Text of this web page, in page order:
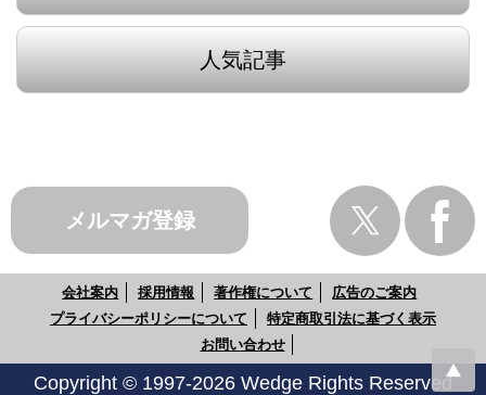
人気記事
メルマガ登録
会社案内 採用情報 著作権について
広告のご案内
プライバシーポリシーについて
特定商取引法に基づく表示
お問い合わせ
Copyright © 1997-2026 Wedge Rights Reserved